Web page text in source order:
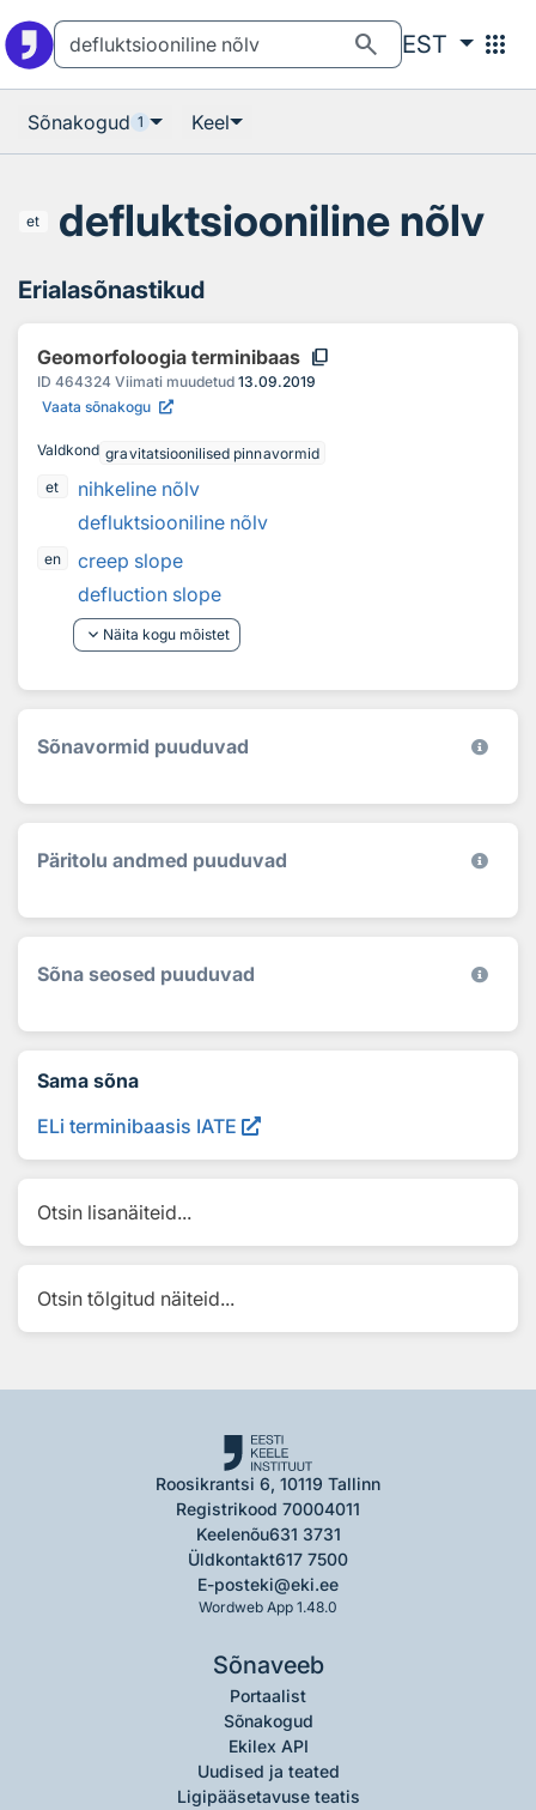
search EST apps
Sõnakogud 1 Keel
et defluktsiooniline nõlv
Erialasõnastikud
Geomorfoloogia terminibaas content_copy
ID 464324 Viimati muudetud 13.09.2019
Vaata sõnakogu
Valdkond gravitatsioonilised pinnavormid
et
nihkeline nõlv
defluktsiooniline nõlv
en
creep slope
defluction slope
keyboard_arrow_down Näita kogu mõistet
Sõnavormid puuduvad
Päritolu andmed puuduvad
Sõna seosed puuduvad
Sama sõna
ELi terminibaasis IATE
Otsin lisanäiteid...
Otsin tõlgitud näiteid...
Roosikrantsi 6, 10119 Tallinn
Registrikood 70004011
Keelenõu631 3731
Üldkontakt617 7500
E-posteki@eki.ee
Wordweb App 1.48.0
Sõnaveeb
Portaalist
Sõnakogud
Ekilex API
Uudised ja teated
Ligipääsetavuse teatis